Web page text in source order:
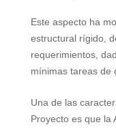
Este aspecto ha
estructural rígido,
requerimientos,
mínimas tareas de
Una de las
Proyecto es que la